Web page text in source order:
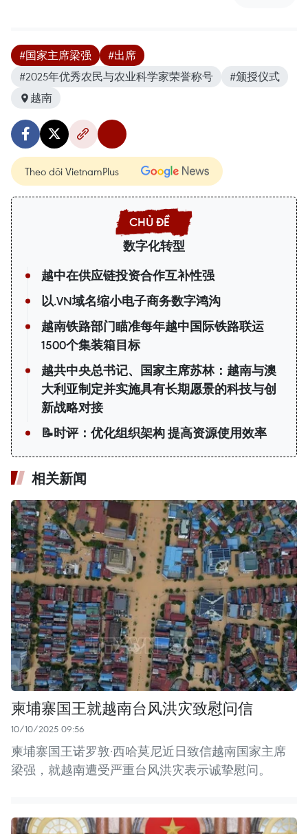
#国家主席梁强
#出席
#2025年优秀农民与农业科学家荣誉称号
#颁授仪式
越南
Theo dõi VietnamPlus
数字化转型
越中在供应链投资合作互补性强
以.VN域名缩小电子商务数字鸿沟
越南铁路部门瞄准每年越中国际铁路联运
1500个集装箱目标
越共中央总书记、国家主席苏林：越南与澳
大利亚制定并实施具有长期愿景的科技与创
新战略对接
📝时评：优化组织架构 提高资源使用效率
相关新闻
柬埔寨国王就越南台风洪灾致慰问信
10/10/2025 09:56
柬埔寨国王诺罗敦·西哈莫尼近日致信越南国家主席
梁强，就越南遭受严重台风洪灾表示诚挚慰问。